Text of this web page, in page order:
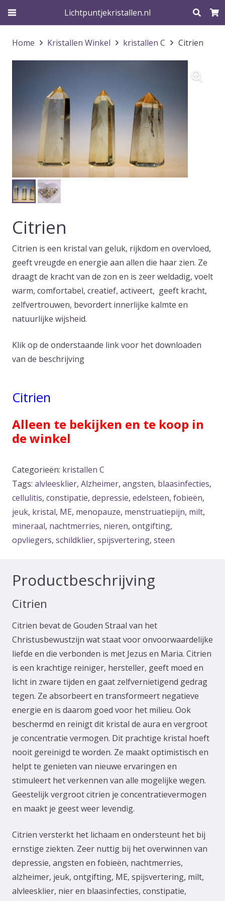
Lichtpuntjekristallen.nl
Home Kristallen Winkel kristallen C Citrien
Citrien
Citrien is een kristal van geluk, rijkdom en overvloed,
geeft vreugde en energie aan allen die haar zien. Ze
draagt de kracht van de zon en is zeer weldadig, voelt
warm, comfortabel, creatief, activeert, geeft kracht,
zelfvertrouwen, bevordert innerlijke kalmte en
natuurlijke wijsheid.
Klik op de onderstaande link voor het downloaden
van de beschrijving
Citrien
Alleen te bekijken en te koop in
de winkel
Categorieën: kristallen C
Tags: alvleesklier, Alzheimer, angsten, blaasinfecties,
cellulitis, constipatie, depressie, edelsteen, fobieën,
jeuk, kristal, ME, menopauze, menstruatiepijn, milt,
mineraal, nachtmerries, nieren, ontgifting,
opvliegers, schildklier, spijsvertering, steen
Productbeschrijving
Citrien
Citrien bevat de Gouden Straal van het
Christusbewustzijn wat staat voor onvoorwaardelijke
liefde en die verbonden is met Jezus en Maria. Citrien
is een krachtige reiniger, hersteller, geeft moed en
licht in zware tijden en gaat zelfvernietigend gedrag
tegen. Ze absorbeert en transformeert negatieve
energie en is daarom goed voor het milieu. Ook
beschermd en reinigt dit kristal de aura en vergroot
je concentratie vermogen. Dit prachtige kristal hoeft
nooit gereinigd te worden. Ze maakt optimistisch en
helpt te genieten van nieuwe ervaringen en
stimuleert het verkennen van alle mogelijke wegen.
Geestelijk vergroot citrien je concentratievermogen
en maakt je geest weer levendig.
Citrien versterkt het lichaam en ondersteunt het bij
ernstige ziekten. Zeer nuttig bij het overwinnen van
depressie, angsten en fobieën, nachtmerries,
alzheimer, jeuk, ontgifting, ME, spijsvertering, milt,
alvleesklier, nier en blaasinfecties, constipatie,